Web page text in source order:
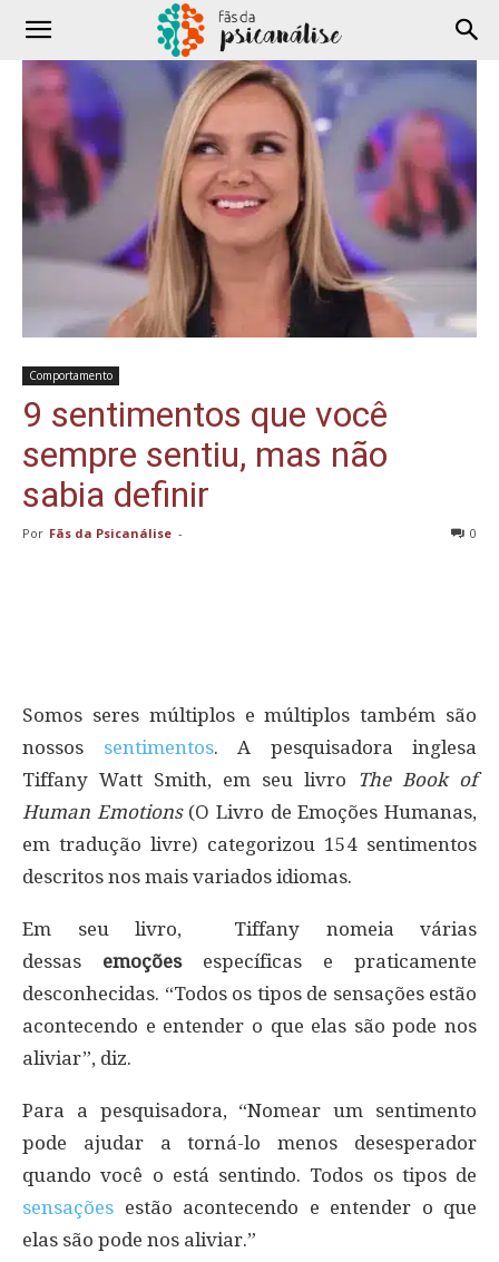
Comportamento
9 sentimentos que você
sempre sentiu, mas não
sabia definir
Por Fãs da Psicanálise - 0
Somos seres múltiplos e múltiplos também são
nossos sentimentos. A pesquisadora inglesa
Tiffany Watt Smith, em seu livro The Book of
Human Emotions(O Livro de Emoções Humanas,
em tradução livre) categorizou 154 sentimentos
descritos nos mais variados idiomas.
Em seu livro, Tiffany nomeia várias
dessas emoções específicas e praticamente
desconhecidas. “Todos os tipos de sensações estão
acontecendo e entender o que elas são pode nos
aliviar”, diz.
Para a pesquisadora, “Nomear um sentimento
pode ajudar a torná-lo menos desesperador
quando você o está sentindo. Todos os tipos de
sensações estão acontecendo e entender o que
elas são pode nos aliviar.”